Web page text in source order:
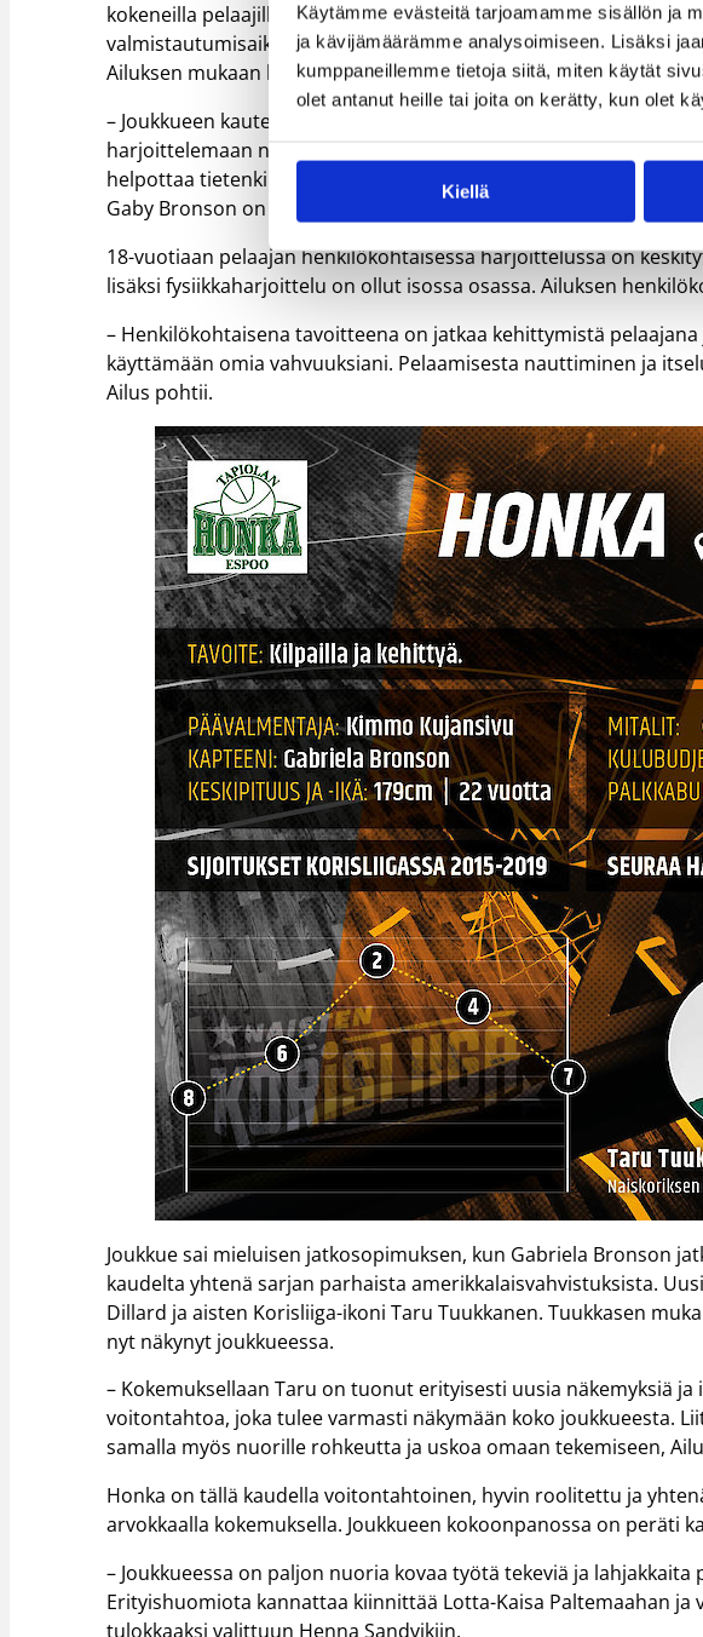
Käytämme evästeitä tarjoamamme sisällön ja
ja kävijämäärämme analysoimiseen. Lisäksi
kumppaneillemme tietoja siitä, miten käytät
olet antanut heille tai joita on kerätty, kun olet
Kiellä
kokeneilla pelaajilla. Joukkueen viimeiset palaset saapuivat
valmistautumisaika on lyhyempi kuin normaalisti. Jo viime
Ailuksen mukaan kauteen valmistautuminen on sujunut
– Joukkueen kauteen valmistautuminen on sujunut hyvin.
harjoittelemaan normaalisti pieniä loukkaantumisia ja
helpottaa tietenkin se, että nuoret pelaajat tuntevat hyvin
Gaby Bronson on mieluinen ja tuttu kasvo joukkueessa, Ailus
18-vuotiaan pelaajan henkilökohtaisessa harjoittelussa on
lisäksi fysiikkaharjoittelu on ollut isossa osassa. Ailuksen
– Henkilökohtaisena tavoitteena on jatkaa kehittymistä
käyttämään omia vahvuuksiani. Pelaamisesta nauttiminen ja
Ailus pohtii.
Joukkue sai mieluisen jatkosopimuksen, kun Gabriela Bronson
kaudelta yhtenä sarjan parhaista amerikkalaisvahvistuksista.
Dillard ja aisten Korisliiga-ikoni Taru Tuukkanen. Tuukkasen
nyt näkynyt joukkueessa.
– Kokemuksellaan Taru on tuonut erityisesti uusia näkemyksiä
voitontahtoa, joka tulee varmasti näkymään koko joukkueesta.
samalla myös nuorille rohkeutta ja uskoa omaan tekemiseen,
Honka on tällä kaudella voitontahtoinen, hyvin roolitettu ja
arvokkaalla kokemuksella. Joukkueen kokoonpanossa on peräti
– Joukkueessa on paljon nuoria kovaa työtä tekeviä ja
Erityishuomiota kannattaa kiinnittää Lotta-Kaisa Paltemaahan ja
tulokkaaksi valittuun Henna Sandvikiin.